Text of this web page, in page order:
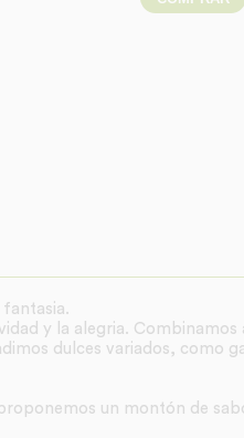
fantasia.
y la alegria. Combinamos
dulces variados, como
un montón de